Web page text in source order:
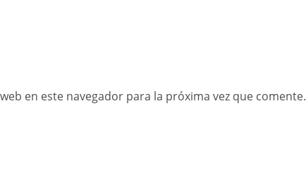
en este navegador para la próxima vez que comente.